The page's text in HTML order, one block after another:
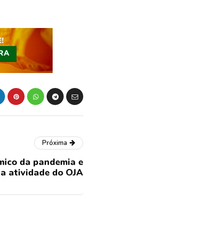
Próxima
da pandemia e
atividade do OJA